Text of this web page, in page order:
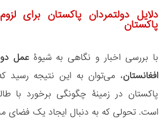
دلایل دولتمردان پاکستان برای
پاکستان
با بررسی اخبار و نگاهی به شیوۀعمل
افغانستان، می‌توان به این نتیجه رسید
پاکستان در زمینۀ چگونگی برخورد با
است. تحولی که به دنبال ایجاد یک فضای